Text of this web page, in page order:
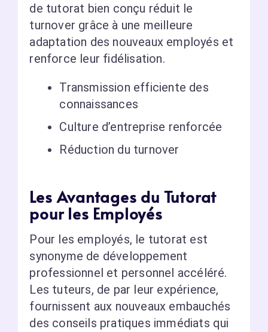
de tutorat bien conçu réduit le
turnover grâce à une meilleure
adaptation des nouveaux employés et
renforce leur fidélisation.
Transmission efficiente des
connaissances
Culture d’entreprise renforcée
Réduction du turnover
Les Avantages du Tutorat
pour les Employés
Pour les employés, le tutorat est
synonyme de développement
professionnel et personnel accéléré.
Les tuteurs, de par leur expérience,
fournissent aux nouveaux embauchés
des conseils pratiques immédiats qui